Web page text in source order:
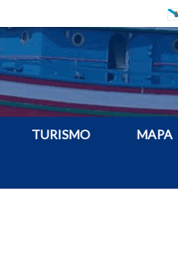
TURISMO MAPA